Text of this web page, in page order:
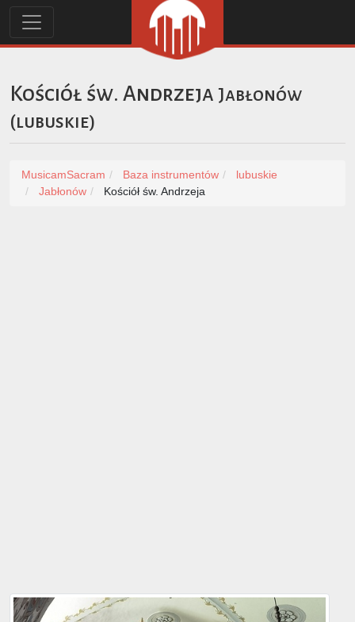
Kościół św. Andrzeja Jabłonów
(lubuskie)
MusicamSacram Baza instrumentów
lubuskie
Jabłonów
Kościół św. Andrzeja